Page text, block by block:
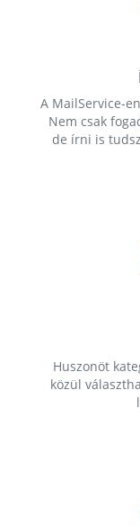
A MailService-
Nem csak
de írni is
Huszonöt
közül